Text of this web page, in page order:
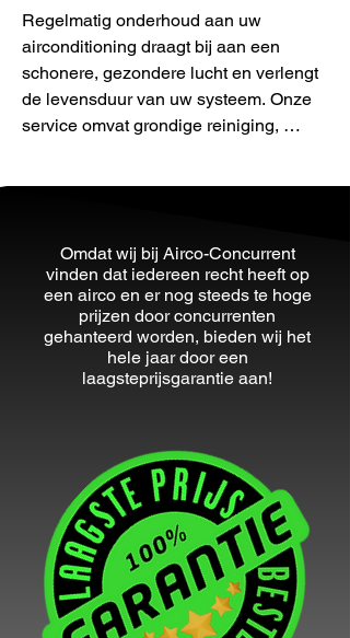
buitenunit.
Een standaard installatie duurt
maximaal 3 uur.
is word gerekend per uur,
Regelmatig onderhoud aan uw
airconditioning draagt bij aan een
schonere, gezondere lucht en verlengt
de levensduur van uw systeem. Onze
service omvat grondige reiniging,
De buitenunit wordt standaard tot 2
meter van de binnenunit geplaatst.
Het boren van een gat (circa 65mm)
van binnen naar buiten, door een
Het ophangen van de binnenunit en
plaatsen van de buitenunit. standaard
tot max 2,5 meter hoogte.
Exclusief: opstellingsbalk of
wandbeugel.
Elektrische aansluiting van de
Omdat wij bij Airco-Concurrent
vinden dat iedereen recht heeft op
een airco en er nog steeds te hoge
prijzen door concurrenten
gehanteerd worden, bieden wij het
hele jaar door een
laagsteprijsgarantie aan!